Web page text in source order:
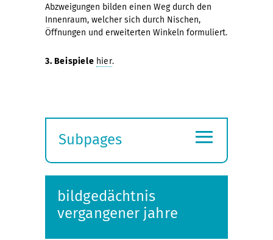
Abzweigungen bilden einen Weg durch den
Innenraum, welcher sich durch Nischen,
Öffnungen und erweiterten Winkeln formuliert.
3. Beispiele hier.
Subpages
submenu
≡
bildgedächtnis
vergangener jahre